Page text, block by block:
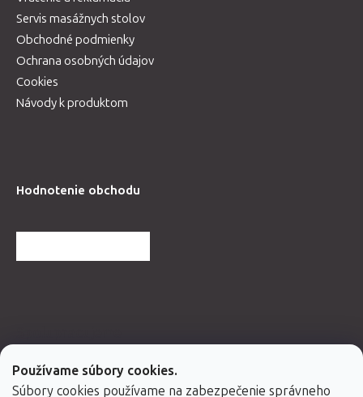
Používame súbory cookies.
Súbory cookies používame na zabezpečenie správneho
Servis masážnych stolov
Obchodné podmienky
Ochrana osobných údajov
Cookies
Návody k produktom
Hodnotenie obchodu